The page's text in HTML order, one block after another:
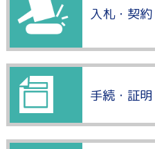
入札・契約
手続・証明